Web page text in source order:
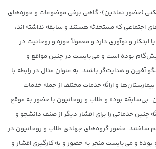
(حضور نمادین): گاهی برخی موضوعات و حوزه‌های
اجتماعی که مستحدثه هستند و سابقه نداشته اند،
ابتکار و نوآوری دارد و معمولاً حوزه و روحانیت در
بوده است و می‌بایست در چنین مواقع و
و هدایت‌گر باشند، به عنوان مثال در رابطه با
و ارائه خدمات مختلف از جمله خدمات
بی‌سابقه بوده و طلاب و روحانیون با حضور به موقع
چنین خدماتی را برای اقشار دیگر از صنف دانشجو و
ساختند. حضور گروه‌های جهادی طلاب و روحانیون در
بوده و می‌بایست منجر به حضور و به کارگیری اقشار و